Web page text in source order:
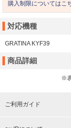
購入制限についてはこ
対応機種
GRATINA KYF39
商品詳細
※
ご利用ガイド